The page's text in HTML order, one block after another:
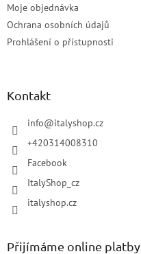
Moje objednávka
Ochrana osobních údajů
Prohlášení o přístupnosti
Kontakt
info@italyshop.cz
+420314008310
Facebook
ItalyShop_cz
italyshop.cz
Přijímáme online platby